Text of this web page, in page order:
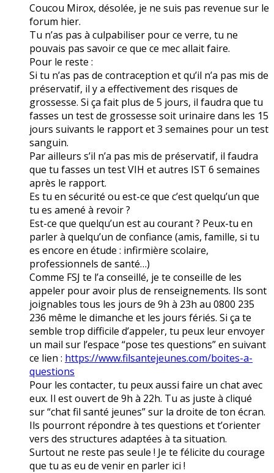
Coucou Mirox, désolée, je ne suis pas revenue sur le
forum hier.
Tu n’as pas à culpabiliser pour ce verre, tu ne
pouvais pas savoir ce que ce mec allait faire.
Pour le reste :
Si tu n’as pas de contraception et qu’il n’a pas mis de
préservatif, il y a effectivement des risques de
grossesse. Si ça fait plus de 5 jours, il faudra que tu
fasses un test de grossesse soit urinaire dans les 15
jours suivants le rapport et 3 semaines pour un test
sanguin.
Par ailleurs s’il n’a pas mis de préservatif, il faudra
que tu fasses un test VIH et autres IST 6 semaines
après le rapport.
Es tu en sécurité ou est-ce que c’est quelqu’un que
tu es amené à revoir ?
Est-ce que quelqu’un est au courant ? Peux-tu en
parler à quelqu’un de confiance (amis, famille, si tu
es encore en étude : infirmière scolaire,
professionnels de santé…)
Comme FSJ te l’a conseillé, je te conseille de les
appeler pour avoir plus de renseignements. Ils sont
joignables tous les jours de 9h à 23h au 0800 235
236 même le dimanche et les jours fériés. Si ça te
semble trop difficile d’appeler, tu peux leur envoyer
un mail sur l’espace “pose tes questions” en suivant
ce lien : https://www.filsantejeunes.com/boites-a-
questions
Pour les contacter, tu peux aussi faire un chat avec
eux. Il est ouvert de 9h à 22h. Tu as juste à cliqué
sur “chat fil santé jeunes” sur la droite de ton écran.
Ils pourront répondre à tes questions et t’orienter
vers des structures adaptées à ta situation.
Surtout ne reste pas seule ! Je te félicite du courage
que tu as eu de venir en parler ici !